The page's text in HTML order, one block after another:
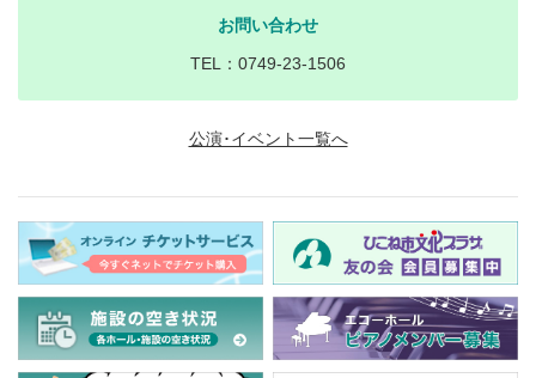
お問い合わせ
TEL：0749-23-1506
公演･イベント一覧へ